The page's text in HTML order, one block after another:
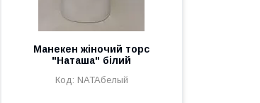
Манекен жіночий торс
"Наташа" білий
NATAбелый